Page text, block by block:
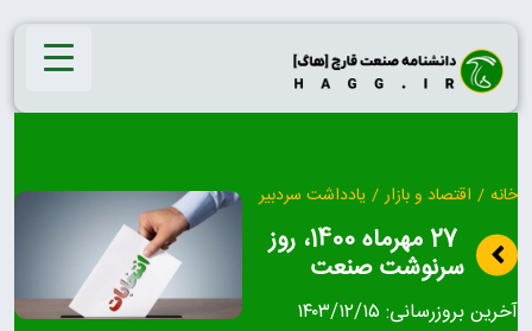
Skip
content
خانه / اقتصاد و بازار / یادداشت سردبیر
27 مهرماه 1400، روز
سرنوشت صنعت
آخرین بروزرسانی: ۱۴۰۳/۱۲/۱۵